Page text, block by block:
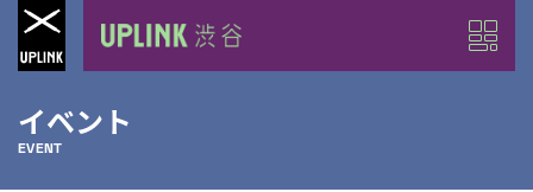
イベント
EVENT